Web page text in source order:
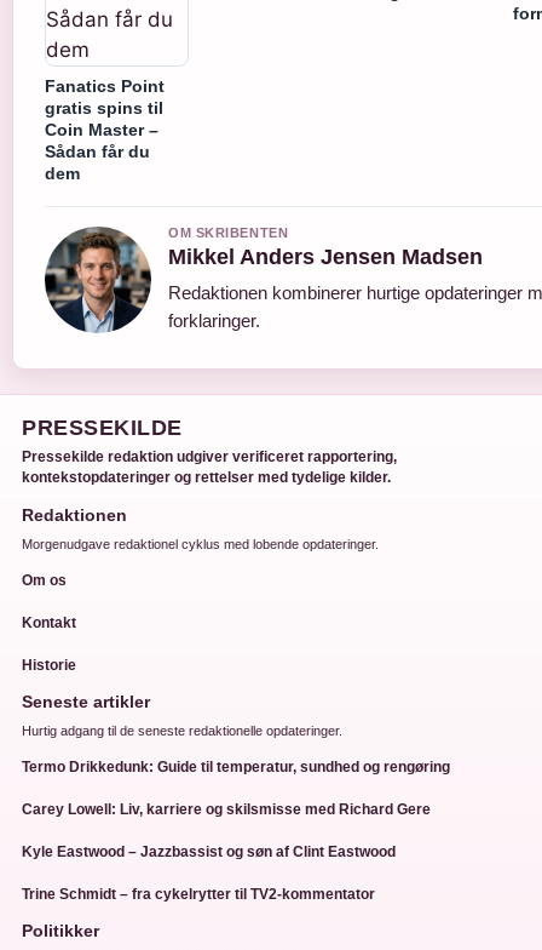
Fanatics Point
gratis spins til
Coin Master –
Sådan får du
dem
OM SKRIBENTEN
Mikkel Anders Jensen Madsen
Redaktionen kombinerer hurtige opdateringer
forklaringer.
PRESSEKILDE
Pressekilde redaktion udgiver verificeret rapportering,
kontekstopdateringer og rettelser med tydelige kilder.
Redaktionen
Morgenudgave redaktionel cyklus med lobende opdateringer.
Om os
Kontakt
Historie
Seneste artikler
Hurtig adgang til de seneste redaktionelle opdateringer.
Termo Drikkedunk: Guide til temperatur, sundhed og rengøring
Carey Lowell: Liv, karriere og skilsmisse med Richard Gere
Kyle Eastwood – Jazzbassist og søn af Clint Eastwood
Trine Schmidt – fra cykelrytter til TV2-kommentator
Politikker